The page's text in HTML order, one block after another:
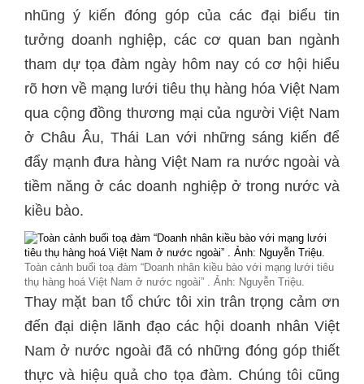
nhũng ý kiến đóng góp của các đại biểu tin
tưởng doanh nghiệp, các cơ quan ban ngành
tham dự tọa đàm ngày hôm nay có cơ hội hiểu
rõ hơn về mạng lưới tiêu thụ hàng hóa Việt Nam
qua cộng đồng thương mại của người Việt Nam
ở Châu Âu, Thái Lan với những sáng kiến để
đẩy mạnh đưa hàng Việt Nam ra nước ngoài và
tiềm năng ở các doanh nghiệp ở trong nước và
kiều bào.
Toàn cảnh buổi toạ đàm “Doanh nhân kiều bào với mạng lưới tiêu
thụ hàng hoá Việt Nam ở nước ngoài” . Ảnh: Nguyễn Triệu.
Thay mặt ban tổ chức tôi xin trân trọng cảm ơn
đến đại diện lãnh đạo các hội doanh nhân Việt
Nam ở nước ngoài đã có những đóng góp thiết
thực và hiệu quả cho tọa đàm. Chúng tôi cũng